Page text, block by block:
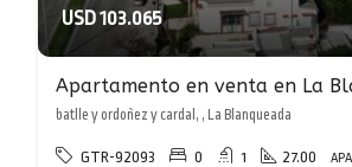
USD 103.065
Apartamento en venta en La
batlle y ordoñez y cardal, , La Blanqueada
GTR-92093 0 1 27.00